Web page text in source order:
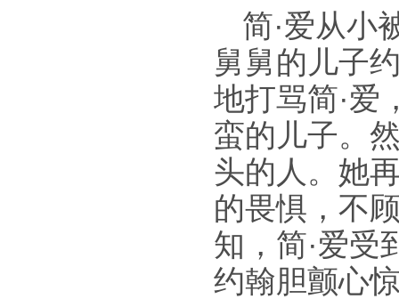
简·爱从小
舅舅的儿子
地打骂简·爱
蛮的儿子。
头的人。她
的畏惧，不
知，简·爱受
约翰胆颤心